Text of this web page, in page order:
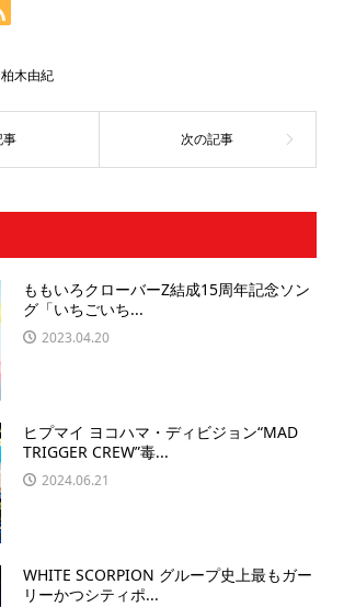
柏木由紀
ももいろクローバーZ結成15周年記念ソン
グ「いちごいち...
2023.04.20
ヒプマイ ヨコハマ・ディビジョン“MAD
TRIGGER CREW”毒...
2024.06.21
WHITE SCORPION グループ史上最もガー
リーかつシティポ...